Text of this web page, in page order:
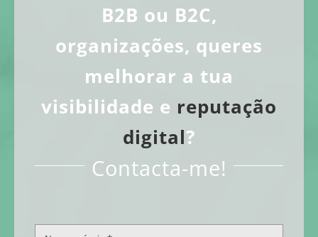
A MINHA CONTA
Português
B2B ou B2C,
organizações, queres
melhorar a tua
visibilidade e reputação
digital?
Contacta-me!